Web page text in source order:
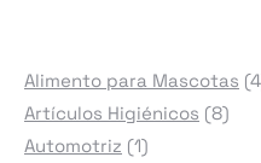
Alimento para Mascotas 4
Artículos Higiénicos 88
Automotriz 11